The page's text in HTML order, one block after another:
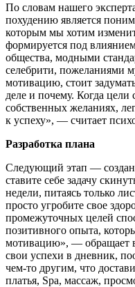
По словам нашего
похудению является
которым мы хотим
формируется под
общества, модными
селебрити, пожеланиями
мотивацию, стоит
деле и почему. Когда цели
собственных желаниях,
к успеху», — считает
Разработка плана
Следующий этап —
ставите себе задачу
недели, питаясь только
просто угробите свое
промежуточных целей
позитивного опыта,
мотивацию», — обращает
свои успехи в дневник,
чем-то другим, что
платья, Spa, массаж,